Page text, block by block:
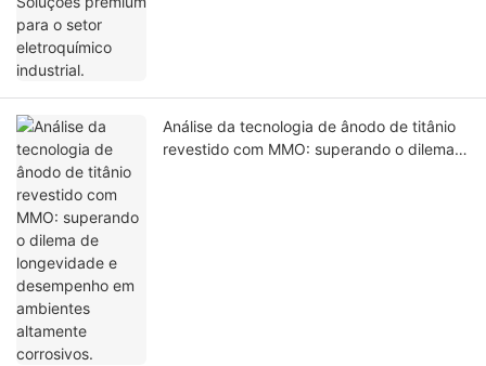
Análise da tecnologia de ânodo de titânio
revestido com MMO: superando o dilema